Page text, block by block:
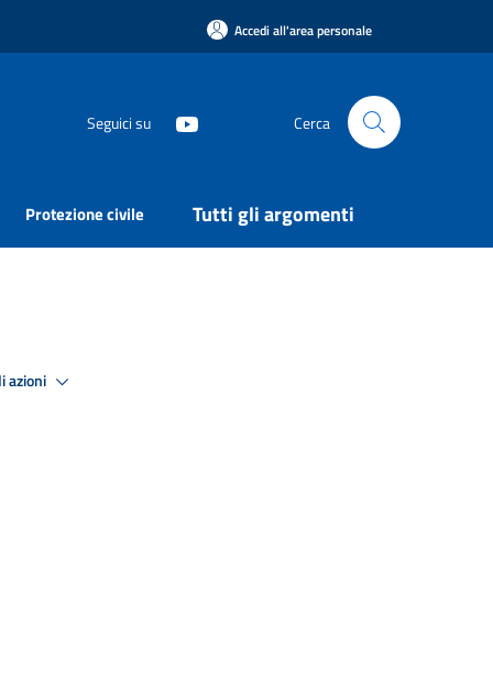
Accedi all'area personale
Seguici su Cerca
Protezione civile Tutti gli argomenti
azioni